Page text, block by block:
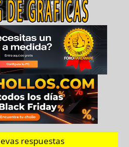
respuestas